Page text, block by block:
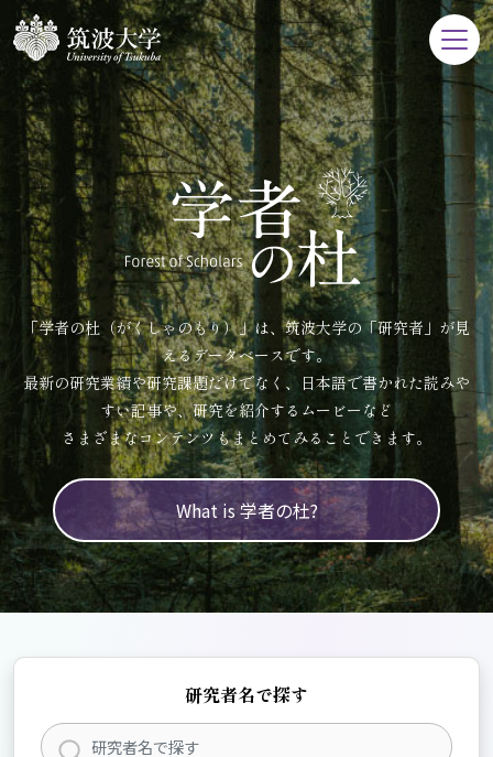
「学者の杜（がくしゃのもり）」は、筑波大学の「研究者」が見
えるデータベースです。
最新の研究業績や研究課題だけでなく、日本語で書かれた読みや
すい記事や、研究を紹介するムービーなど
さまざまなコンテンツもまとめてみることできます。
What is 学者の杜?
研究者名で探す